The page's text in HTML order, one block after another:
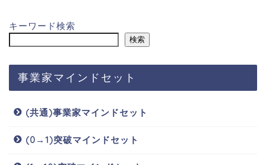
キーワード検索
検索
事業家マインドセット
(共通)事業家マインドセット
(0→1)突破マインドセット